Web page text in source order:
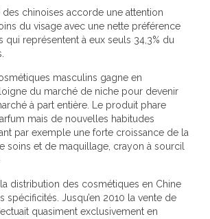
des chinoises accorde une attention
du visage avec une nette préférence
qui représentent à eux seuls 34,3% du
masculins gagne en
du marché de niche pour devenir
à part entière. Le produit phare
mais de nouvelles habitudes
par exemple une forte croissance de la
soins et de maquillage, crayon à sourcil
la distribution des cosmétiques en Chine
spécificités. Jusqu’en 2010 la vente de
quasiment exclusivement en